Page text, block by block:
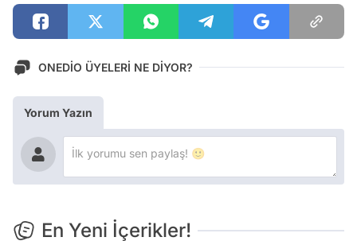
ONEDİO ÜYELERİ NE DİYOR?
Yorum Yazın
En Yeni İçerikler!